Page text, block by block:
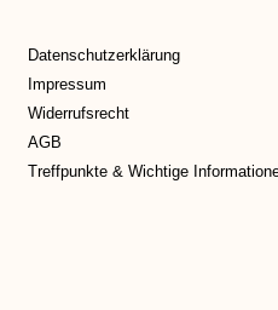
Datenschutzerklärung
Impressum
Widerrufsrecht
AGB
Treffpunkte & Wichtige